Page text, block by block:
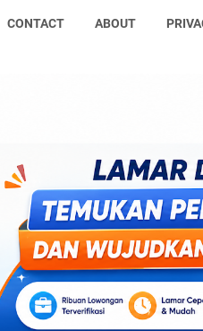
CONTACT ABOUT